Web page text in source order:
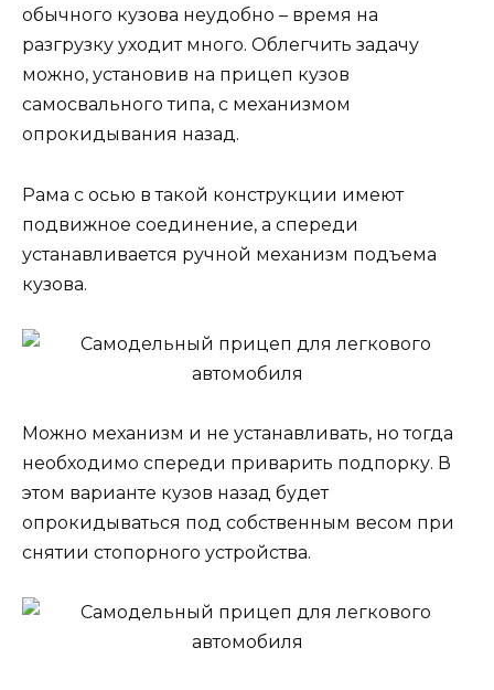
обычного кузова неудобно – время на
разгрузку уходит много. Облегчить задачу
можно, установив на прицеп кузов
самосвального типа, с механизмом
опрокидывания назад.
Рама с осью в такой конструкции имеют
подвижное соединение, а спереди
устанавливается ручной механизм подъема
кузова.
Можно механизм и не устанавливать, но тогда
необходимо спереди приварить подпорку. В
этом варианте кузов назад будет
опрокидываться под собственным весом при
снятии стопорного устройства.